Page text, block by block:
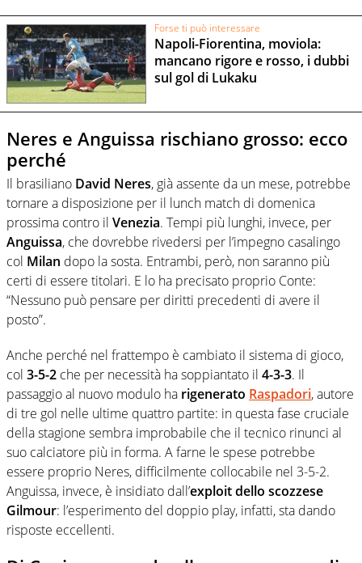
Forse ti può interessare
Napoli-Fiorentina, moviola:
mancano rigore e rosso, i dubbi
sul gol di Lukaku
Neres e Anguissa rischiano grosso: ecco
perché
Il brasiliano David Neres, già assente da un mese, potrebbe
tornare a disposizione per il lunch match di domenica
prossima contro il Venezia. Tempi più lunghi, invece, per
Anguissa, che dovrebbe rivedersi per l’impegno casalingo
col Milan dopo la sosta. Entrambi, però, non saranno più
certi di essere titolari. E lo ha precisato proprio Conte:
“Nessuno può pensare per diritti precedenti di avere il
posto”.
Anche perché nel frattempo è cambiato il sistema di gioco,
col 3-5-2 che per necessità ha soppiantato il 4-3-3. Il
passaggio al nuovo modulo ha rigenerato Raspadori, autore
di tre gol nelle ultime quattro partite: in questa fase cruciale
della stagione sembra improbabile che il tecnico rinunci al
suo calciatore più in forma. A farne le spese potrebbe
essere proprio Neres, difficilmente collocabile nel 3-5-2.
Anguissa, invece, è insidiato dall’exploit dello scozzese
Gilmour: l’esperimento del doppio play, infatti, sta dando
risposte eccellenti.